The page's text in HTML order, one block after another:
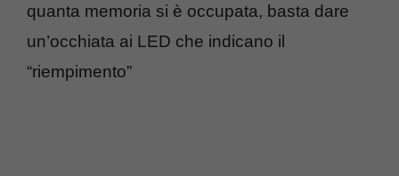
quanta memoria si è occupata, basta dare
un’occhiata ai LED che indicano il
“riempimento”